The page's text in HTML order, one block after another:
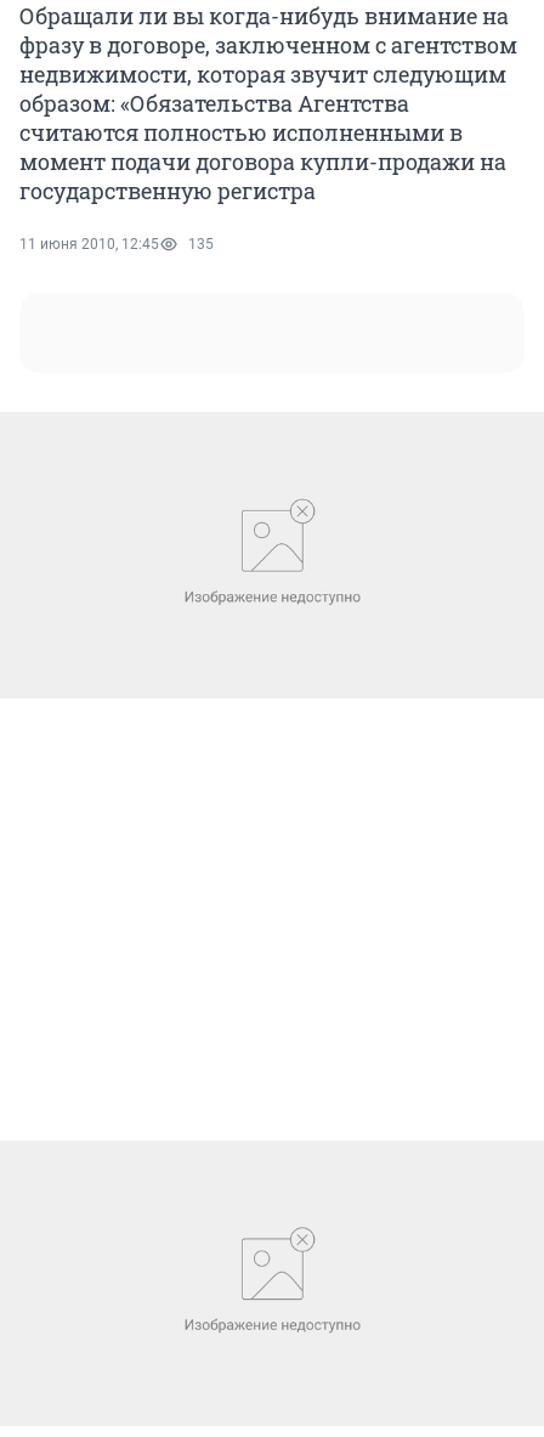
Обращали ли вы когда-нибудь внимание на
фразу в договоре, заключенном с агентством
недвижимости, которая звучит следующим
образом: «Обязательства Агентства
считаются полностью исполненными в
момент подачи договора купли-продажи на
государственную регистра
11 июня 2010, 12:45 135